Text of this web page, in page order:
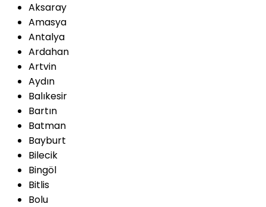
Aksaray
Amasya
Antalya
Ardahan
Artvin
Aydın
Balıkesir
Bartın
Batman
Bayburt
Bilecik
Bingöl
Bitlis
Bolu